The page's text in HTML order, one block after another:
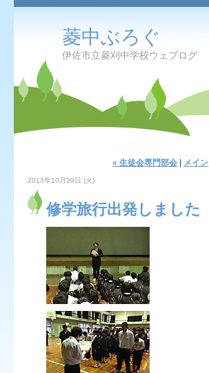
菱中ぶろぐ
伊佐市立菱刈中学校ウェブログ
« 生徒会専門部会 メイン
2013年10月29日 (火)
修学旅行出発しました